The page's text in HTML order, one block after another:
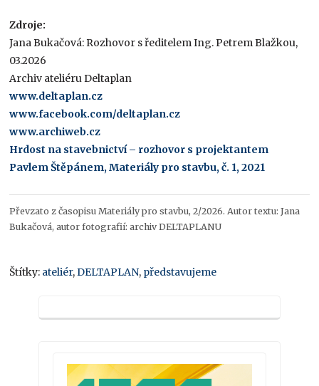
Zdroje:
Jana Bukačová: Rozhovor s ředitelem Ing. Petrem Blažkou,
03.2026
Archiv ateliéru Deltaplan
www.deltaplan.cz
www.facebook.com/deltaplan.cz
www.archiweb.cz
Hrdost na stavebnictví – rozhovor s projektantem
Pavlem Štěpánem, Materiály pro stavbu, č. 1, 2021
Převzato z časopisu Materiály pro stavbu, 2/2026. Autor textu: Jana
Bukačová, autor fotografií: archiv DELTAPLANU
Štítky: ateliér,DELTAPLAN, představujeme